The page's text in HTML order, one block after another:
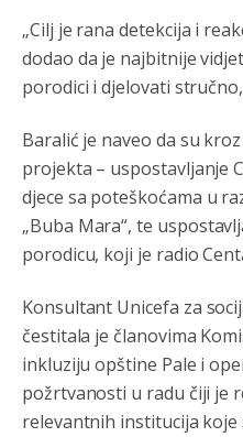
„Cilj je rana detekcija i
dodao da je najbitnije
porodici i djelovati
Baralić je naveo da su
projekta – uspostavljanje
djece sa poteškoćama u
„Buba Mara“, te
porodicu, koji je radio
Konsultant Unicefa za
čestitala je članovima
inkluziju opštine Pale i
požrtvanosti u radu čiji je
relevantnih institucija koje
Анонимно2022778 јуче 3:59
....i onda su na tenkovima
jedna baba i jedan
ikonokradica .... ende
Анонимно2802605 јуче 5:25
Милорад Додик је
Републике Српске!
могу му ништа.
Анонимно2802622 јуче 5:29
Mile je predsjednik stranke
tzv.rsneće nikad biti
Bosni i Hercegovini
Анонимно2806339 4:23
RS je država ako nisi znao